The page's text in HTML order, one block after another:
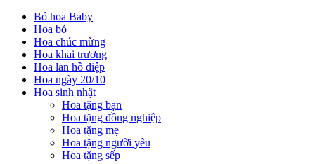
Bó hoa Baby
Hoa bó
Hoa chúc mừng
Hoa khai trương
Hoa lan hồ điệp
Hoa ngày 20/10
Hoa sinh nhật
Hoa tặng bạn
Hoa tặng đồng nghiệp
Hoa tặng mẹ
Hoa tặng người yêu
Hoa tặng sếp